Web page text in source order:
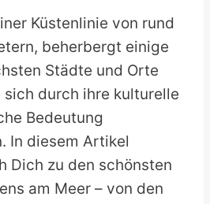
Küstenlinie von rund
beherbergt einige
Städte und Orte
sich durch ihre kulturelle
Bedeutung
In diesem Artikel
Dich zu den schönsten
am Meer – von den